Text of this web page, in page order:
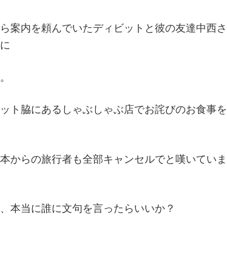
案内を頼んでいたディビットと彼の友達中西さ
ト脇にあるしゃぶしゃぶ店でお詫びのお食事を
からの旅行者も全部キャンセルでと嘆いていま
本当に誰に文句を言ったらいいか？